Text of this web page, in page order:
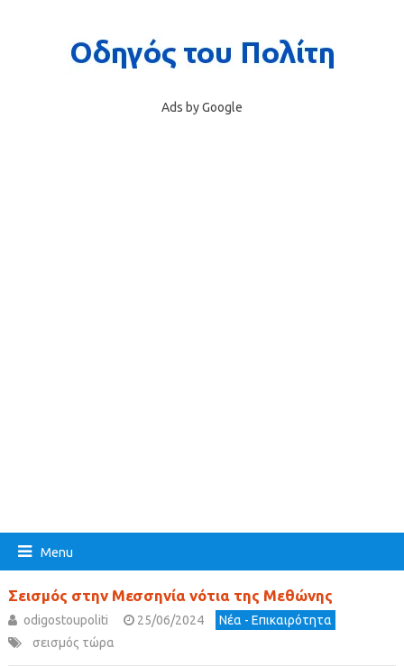
Ads by Google
Menu
Σεισμός στην Μεσσηνία νότια της Μεθώνης
odigostoupoliti 25/06/2024
Νέα - Επικαιρότητα
σεισμός τώρα